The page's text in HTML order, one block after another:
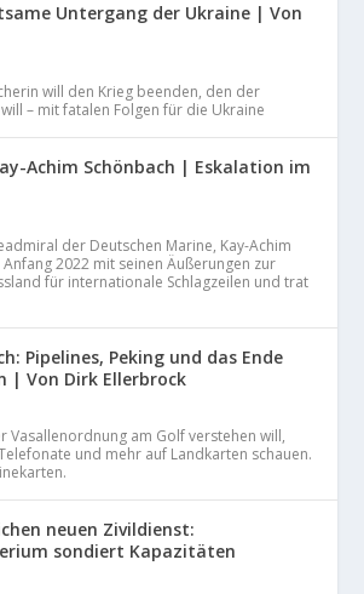
Untergang der Ukraine | Von
will den Krieg beenden, den der
– mit fatalen Folgen für die Ukraine
Achim Schönbach | Eskalation im
der Deutschen Marine, Kay-Achim
2022 mit seinen Äußerungen zur
für internationale Schlagzeilen und trat
Pipelines, Peking und das Ende
| Von Dirk Ellerbrock
Vasallenordnung am Golf verstehen will,
und mehr auf Landkarten schauen.
neuen Zivildienst:
sondiert Kapazitäten